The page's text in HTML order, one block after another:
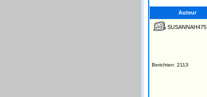
Auteur
SUSANNAH475
Berichten: 2113